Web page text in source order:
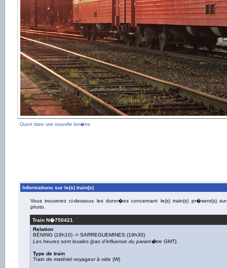
Ouvrir dans une nouvelle fen�tre
Informations sur le(s) train(s)
Vous trouverez ci-dessous les donn�es concernant le(s) train(s) pr�sent(s)
photo.
Train N�750421
Relation
BÉNING (19h10) -> SARREGUEMINES (19h30)
Les heures sont locales (pas d'influence du param�tre GMT).
Type de train
Train de matériel voyageur à vide (W)